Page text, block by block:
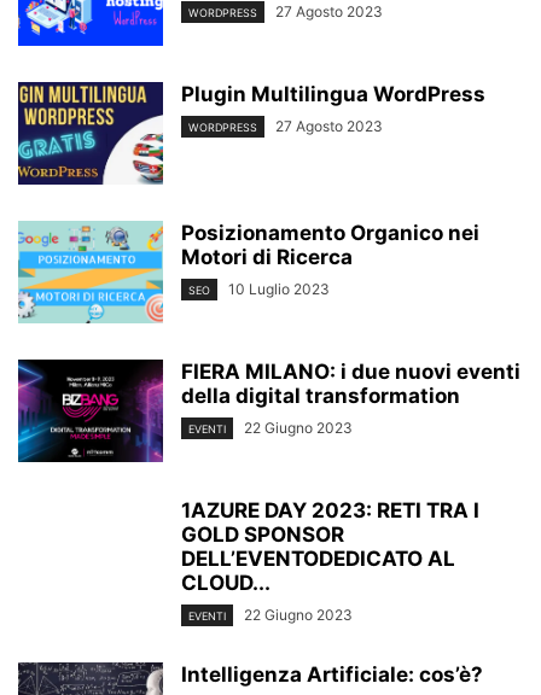
WORDPRESS 27 Agosto 2023
Plugin Multilingua WordPress
WORDPRESS 27 Agosto 2023
Posizionamento Organico nei
Motori di Ricerca
SEO 10 Luglio 2023
FIERA MILANO: i due nuovi eventi
della digital transformation
EVENTI 22 Giugno 2023
1AZURE DAY 2023: RETI TRA I
GOLD SPONSOR
DELL’EVENTODEDICATO AL
CLOUD...
EVENTI 22 Giugno 2023
Intelligenza Artificiale: cos’è?